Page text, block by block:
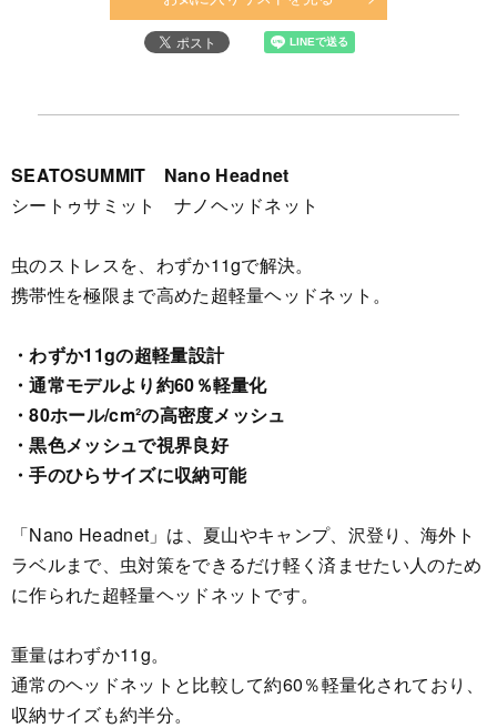
SEATOSUMMIT Nano Headnet
シートゥサミット ナノヘッドネット
虫のストレスを、わずか11gで解決。
携帯性を極限まで高めた超軽量ヘッドネット。
・わずか11gの超軽量設計
・通常モデルより約60％軽量化
・80ホール/cm²の高密度メッシュ
・黒色メッシュで視界良好
・手のひらサイズに収納可能
「Nano Headnet」は、夏山やキャンプ、沢登り、海外ト
ラベルまで、虫対策をできるだけ軽く済ませたい人のため
に作られた超軽量ヘッドネットです。
重量はわずか11g。
通常のヘッドネットと比較して約60％軽量化されており、
収納サイズも約半分。